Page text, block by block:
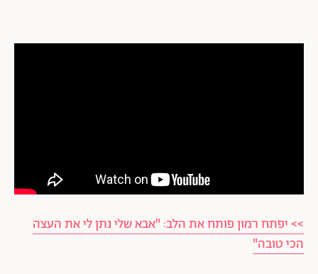
>> יפתח רמון פותח את הלב: "אבא שלי נתן לי את העצה
הכי טובה"